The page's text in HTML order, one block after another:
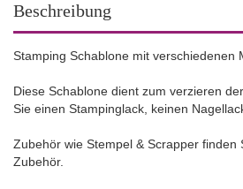
Beschreibung
Stamping Schablone mit verschiedenen
Diese Schablone dient zum verzieren
Sie einen Stampinglack, keinen
Zubehör wie Stempel & Scrapper finden
Zubehör.